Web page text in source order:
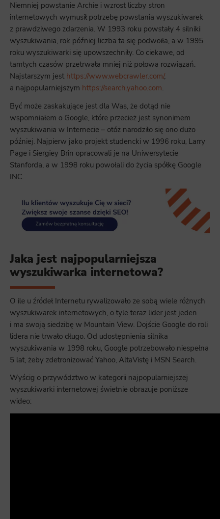
Niemniej powstanie Archie i wzrost liczby stron
internetowych wymusił potrzebę powstania wyszukiwarek
z prawdziwego zdarzenia. W 1993 roku powstały 4 silniki
wyszukiwania, rok później liczba ta się podwoiła, a w 1995
roku wyszukiwarki się upowszechniły. Co ciekawe, od
tamtych czasów przetrwała mniej niż połowa rozwiązań.
Najstarszym jest https://www.webcrawler.com/,
a najpopularniejszym https://search.yahoo.com.
Być może zaskakujące jest dla Was, że dotąd nie
wspomniałem o Google, które przecież jest synonimem
wyszukiwania w Internecie – otóż narodziło się ono dużo
później. Najpierw jako projekt studencki w 1996 roku, Larry
Page i Siergiey Brin opracowali je na Uniwersytecie
Stanforda, a w 1998 roku powołali do życia spółkę Google
INC.
Jaka jest najpopularniejsza
wyszukiwarka internetowa?
O ile u źródeł Internetu rywalizowało ze sobą wiele różnych
wyszukiwarek internetowych, o tyle teraz lider jest jeden
i ma swoją siedzibę w Mountain View. Dojście Google do roli
lidera nie trwało długo. Od udostępnienia silnika
wyszukiwania w 1998 roku, Google potrzebowało niespełna
5 lat, żeby zdetronizować Yahoo, AltaVistę i MSN Search.
Wyścig o przywództwo w kategorii najpopularniejszej
wyszukiwarki internetowej świetnie obrazuje poniższe
wideo: